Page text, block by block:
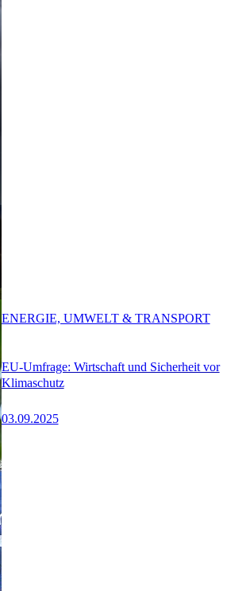
EU-Umfrage: Wirtschaft und Sicherheit vor
Klimaschutz
03.09.2025
ENERGIE, UMWELT & TRANSPORT